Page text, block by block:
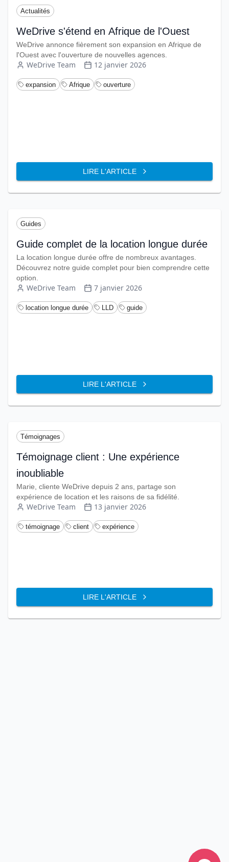
Actualités
WeDrive s'étend en Afrique de l'Ouest
WeDrive annonce fièrement son expansion en Afrique de
l'Ouest avec l'ouverture de nouvelles agences.
WeDrive Team 12 janvier 2026
expansion Afrique ouverture
LIRE L'ARTICLE
Guides
Guide complet de la location longue durée
La location longue durée offre de nombreux avantages.
Découvrez notre guide complet pour bien comprendre cette
option.
WeDrive Team 7 janvier 2026
location longue durée LLD guide
LIRE L'ARTICLE
Témoignages
Témoignage client : Une expérience
inoubliable
Marie, cliente WeDrive depuis 2 ans, partage son
expérience de location et les raisons de sa fidélité.
WeDrive Team 13 janvier 2026
témoignage client expérience
LIRE L'ARTICLE